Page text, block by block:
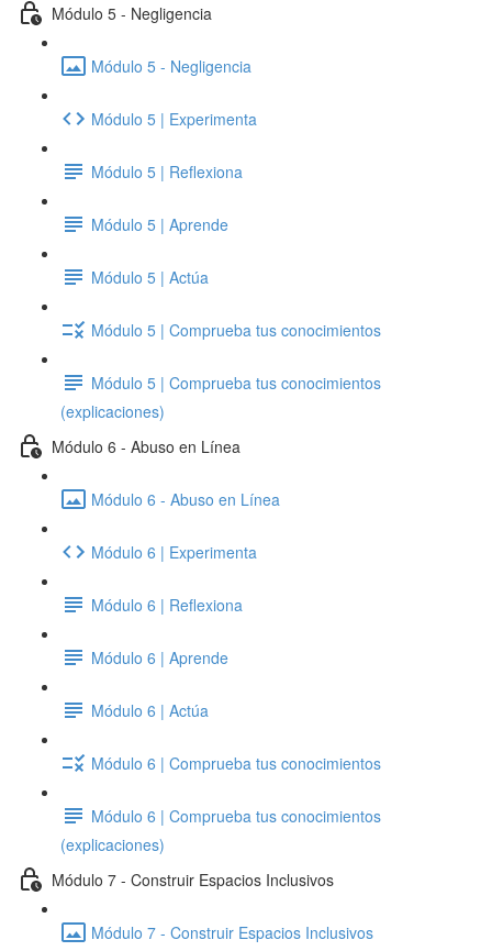
Módulo 5 - Negligencia
Módulo 5 - Negligencia
Módulo 5 | Experimenta
Módulo 5 | Reflexiona
Módulo 5 | Aprende
Módulo 5 | Actúa
Módulo 5 | Comprueba tus conocimientos
Módulo 5 | Comprueba tus conocimientos
(explicaciones)
Módulo 6 - Abuso en Línea
Módulo 6 - Abuso en Línea
Módulo 6 | Experimenta
Módulo 6 | Reflexiona
Módulo 6 | Aprende
Módulo 6 | Actúa
Módulo 6 | Comprueba tus conocimientos
Módulo 6 | Comprueba tus conocimientos
(explicaciones)
Módulo 7 - Construir Espacios Inclusivos
Módulo 7 - Construir Espacios Inclusivos